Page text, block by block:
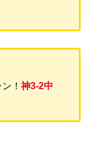
ン！神3-2中